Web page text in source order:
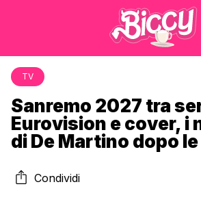
TV
Sanremo 2027 tra
Eurovision e cover, i
di De Martino dopo
Condividi